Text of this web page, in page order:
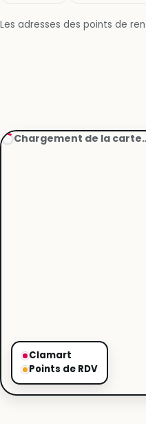
Les adresses des points de
Clamart
Points de RDV
Chargement de la